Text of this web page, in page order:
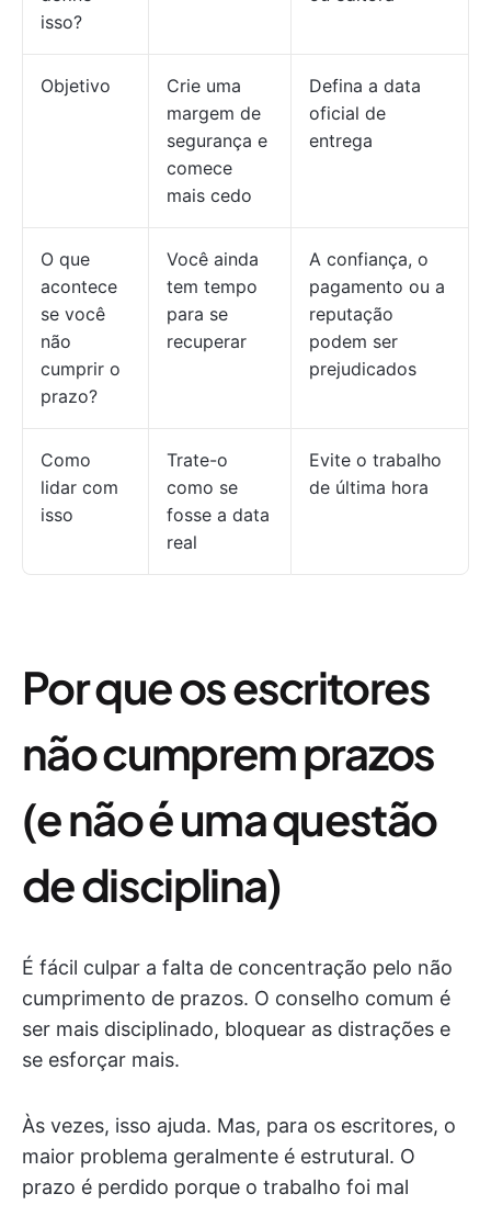
isso?
Objetivo
Crie uma
margem de
segurança e
comece
mais cedo
Defina a data
oficial de
entrega
O que
acontece
se você
não
cumprir o
prazo?
Você ainda
tem tempo
para se
recuperar
A confiança, o
pagamento ou a
reputação
podem ser
prejudicados
Como
lidar com
isso
Trate-o
como se
fosse a data
real
Evite o trabalho
de última hora
Por que os escritores
não cumprem prazos
(e não é uma questão
de disciplina)
É fácil culpar a falta de concentração pelo não
cumprimento de prazos. O conselho comum é
ser mais disciplinado, bloquear as distrações e
se esforçar mais.
Às vezes, isso ajuda. Mas, para os escritores, o
maior problema geralmente é estrutural. O
prazo é perdido porque o trabalho foi mal